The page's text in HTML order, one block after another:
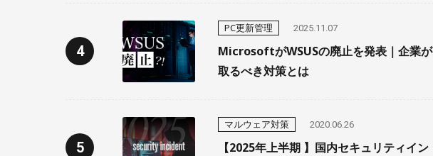
PC更新管理 2025.11.07
MicrosoftがWSUSの廃止を発表｜企業が
取るべき対策とは
マルウェア対策 2020.06.26
【2025年上半期 】国内セキュリティイン